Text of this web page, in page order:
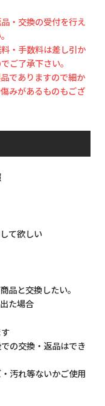
・交換の受付を行え
・手数料は差し引か
ご了承下さい。
でありますので細か
みがあるものもござ
て欲しい
品と交換したい。
た場合
の交換・返品はでき
汚れ等ないかご使用